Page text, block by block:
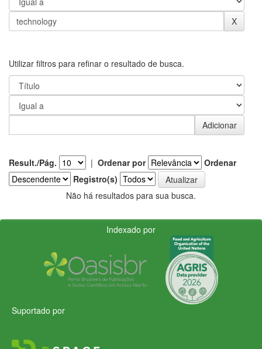
Utilizar filtros para refinar o resultado de busca.
Result./Pág. | Ordenar por
Ordenar
Registro(s)
Não há resultados para sua busca.
Indexado por
Suportado por